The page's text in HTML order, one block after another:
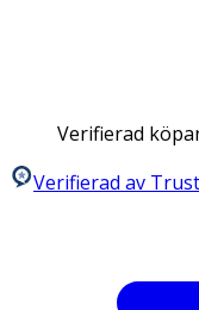
Verifierad
Verifierad av